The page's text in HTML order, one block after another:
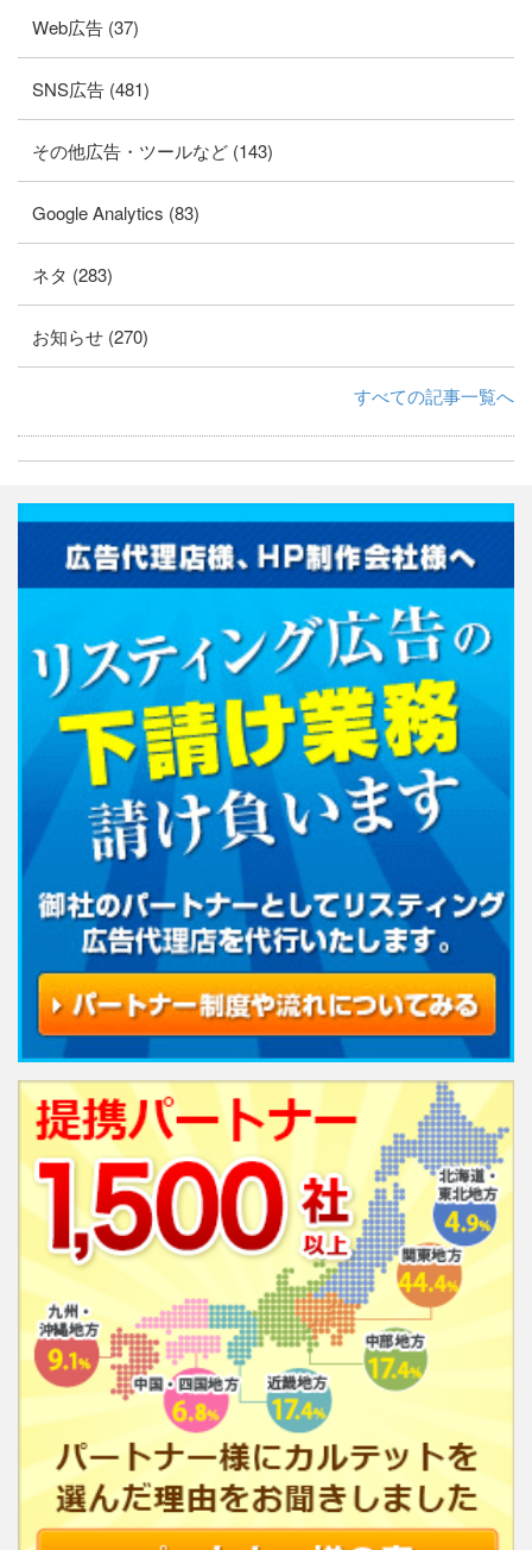
Web広告 (37)
SNS広告 (481)
その他広告・ツールなど (143)
Google Analytics (83)
ネタ (283)
お知らせ (270)
すべての記事一覧へ